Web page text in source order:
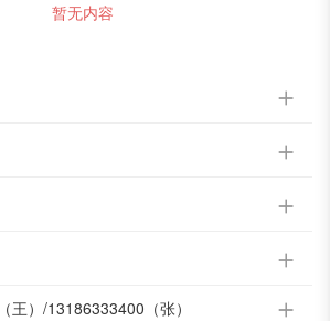
暂无内容
王）/13186333400（张）